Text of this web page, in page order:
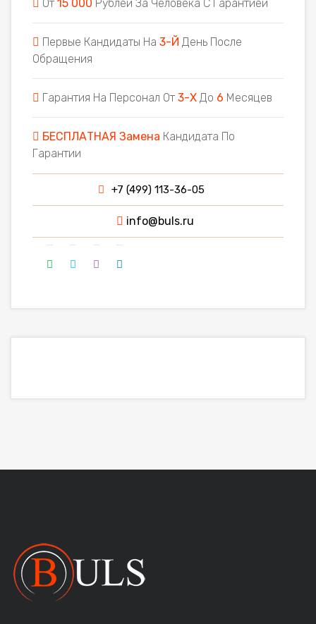
От15 000 Рублей За Человека С Гарантией
Первые Кандидаты На 3-Й День После
Обращения
Гарантия На Персонал От3-Х До 6 Месяцев
БЕСПЛАТНАЯ Замена Кандидата По
Гарантии
+7 (499) 113-36-05
info@buls.ru